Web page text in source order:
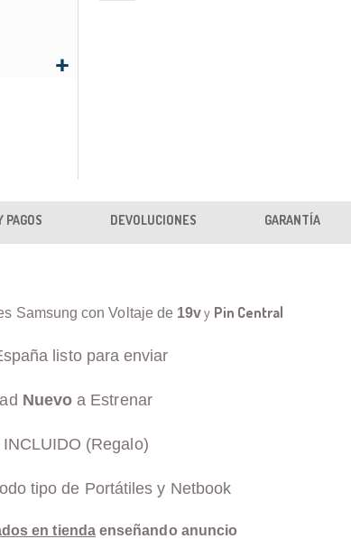
Samsung con Voltaje de 19v y Pin Central
listo para enviar
Nuevo a Estrenar
(Regalo)
tipo de Portátiles y Netbook
en tienda enseñando anuncio
PAGOS DEVOLUCIONES GARANTÍA